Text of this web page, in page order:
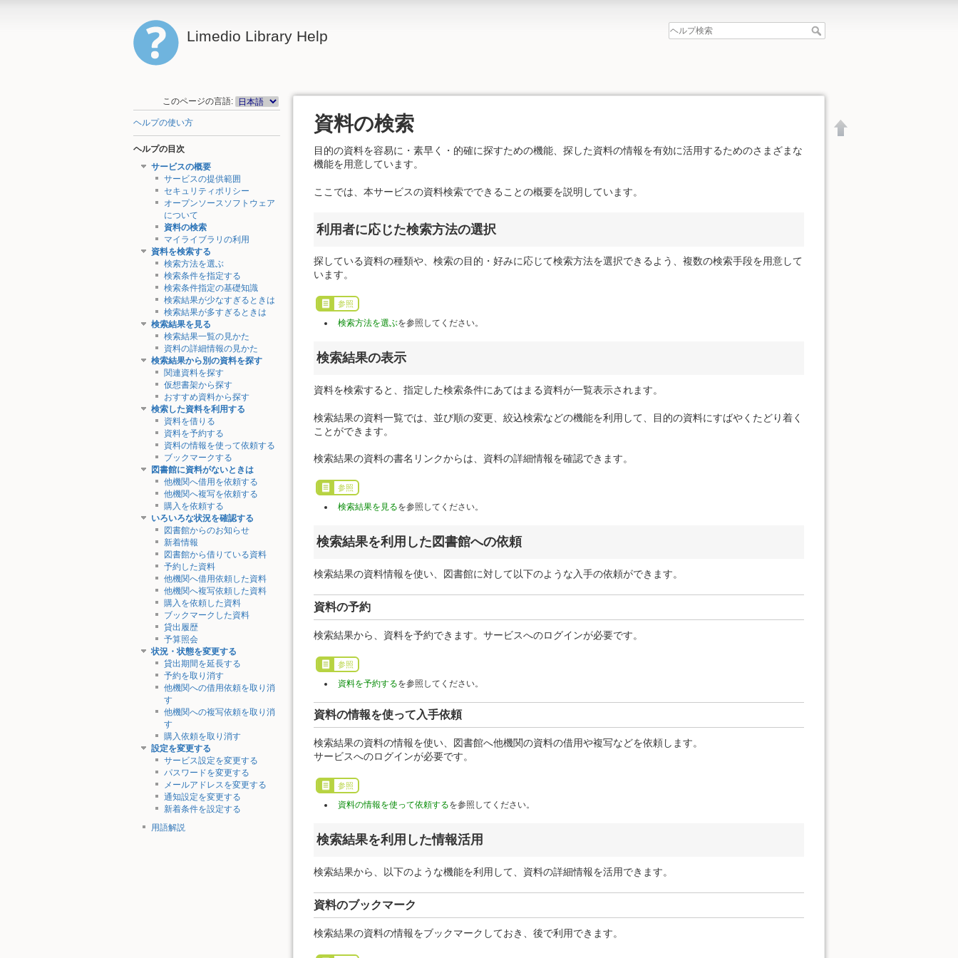
Limedio Library Help
このページの言語:
ヘルプの使い方
ヘルプの目次
サービスの概要
サービスの提供範囲
セキュリティポリシー
オープンソースソフトウェア
について
資料の検索
マイライブラリの利用
資料を検索する
検索方法を選ぶ
検索条件を指定する
検索条件指定の基礎知識
検索結果が少なすぎるときは
検索結果が多すぎるときは
検索結果を見る
検索結果一覧の見かた
資料の詳細情報の見かた
検索結果から別の資料を探す
関連資料を探す
仮想書架から探す
おすすめ資料から探す
検索した資料を利用する
資料を借りる
資料を予約する
資料の情報を使って依頼する
ブックマークする
図書館に資料がないときは
他機関へ借用を依頼する
他機関へ複写を依頼する
購入を依頼する
いろいろな状況を確認する
図書館からのお知らせ
新着情報
図書館から借りている資料
予約した資料
他機関へ借用依頼した資料
他機関へ複写依頼した資料
購入を依頼した資料
ブックマークした資料
貸出履歴
予算照会
状況・状態を変更する
貸出期間を延長する
予約を取り消す
他機関への借用依頼を取り消
す
他機関への複写依頼を取り消
す
購入依頼を取り消す
設定を変更する
サービス設定を変更する
パスワードを変更する
メールアドレスを変更する
通知設定を変更する
新着条件を設定する
用語解説
資料の検索
目的の資料を容易に・素早く・的確に探すための機能、探した資料の情報を有効に活用するためのさまざまな
機能を用意しています。
ここでは、本サービスの資料検索でできることの概要を説明しています。
利用者に応じた検索方法の選択
探している資料の種類や、検索の目的・好みに応じて検索方法を選択できるよう、複数の検索手段を用意して
います。
参照
検索方法を選ぶを参照してください。
検索結果の表示
資料を検索すると、指定した検索条件にあてはまる資料が一覧表示されます。
検索結果の資料一覧では、並び順の変更、絞込検索などの機能を利用して、目的の資料にすばやくたどり着く
ことができます。
検索結果の資料の書名リンクからは、資料の詳細情報を確認できます。
参照
検索結果を見るを参照してください。
検索結果を利用した図書館への依頼
検索結果の資料情報を使い、図書館に対して以下のような入手の依頼ができます。
資料の予約
検索結果から、資料を予約できます。サービスへのログインが必要です。
参照
資料を予約するを参照してください。
資料の情報を使って入手依頼
検索結果の資料の情報を使い、図書館へ他機関の資料の借用や複写などを依頼します。
サービスへのログインが必要です。
参照
資料の情報を使って依頼するを参照してください。
検索結果を利用した情報活用
検索結果から、以下のような機能を利用して、資料の詳細情報を活用できます。
資料のブックマーク
検索結果の資料の情報をブックマークしておき、後で利用できます。